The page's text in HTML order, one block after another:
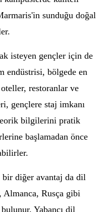
sunduğu doğal
isteyen gençler için de
endüstrisi, bölgede en
restoranlar ve
gençlere staj imkanı
bilgilerini pratik
başlamadan önce
bir diğer avantaj da dil
Almanca, Rusça gibi
Yabancı dil